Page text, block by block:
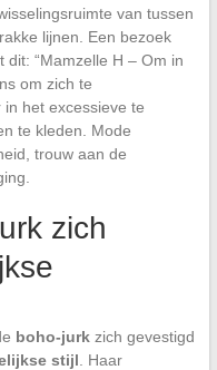
van tussen
lijnen. Een bezoek
“Mamzelle H – Om in
om zich te
het excessieve te
te kleden. Mode
trouw aan de
zich
boho-jurkzich gevestigd
stijl . Haar